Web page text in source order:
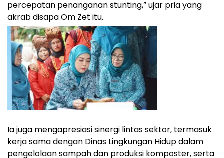
percepatan penanganan stunting,” ujar pria yang
akrab disapa Om Zet itu.
Ia juga mengapresiasi sinergi lintas sektor, termasuk
kerja sama dengan Dinas Lingkungan Hidup dalam
pengelolaan sampah dan produksi komposter, serta